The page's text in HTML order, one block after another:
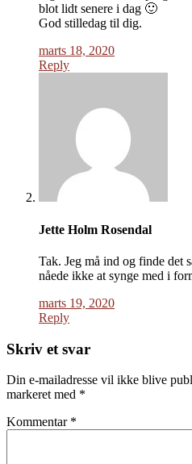
blot lidt senere i dag 🙂
God stilledag til dig.
marts 18, 2020
Reply
Jette Holm Rosendal
Tak. Jeg må ind og finde det
nåede ikke at synge med i
marts 19, 2020
Reply
Skriv et svar
Din e-mailadresse vil ikke blive
markeret med *
Kommentar *